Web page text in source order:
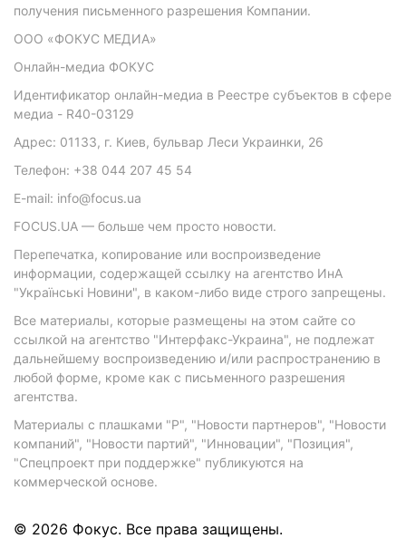
получения письменного разрешения Компании.
ООО «ФОКУС МЕДИА»
Онлайн-медиа ФОКУС
Идентификатор онлайн-медиа в Реестре субъектов в сфере
медиа - R40-03129
Адрес: 01133, г. Киев, бульвар Леси Украинки, 26
Телефон: +38 044 207 45 54
E-mail: info@focus.ua
FOCUS.UA — больше чем просто новости.
Перепечатка, копирование или воспроизведение
информации, содержащей ссылку на агентство ИнА
"Українські Новини", в каком-либо виде строго запрещены.
Все материалы, которые размещены на этом сайте со
ссылкой на агентство "Интерфакс-Украина", не подлежат
дальнейшему воспроизведению и/или распространению в
любой форме, кроме как с письменного разрешения
агентства.
Материалы с плашками "Р", "Новости партнеров", "Новости
компаний", "Новости партий", "Инновации", "Позиция",
"Спецпроект при поддержке" публикуются на
коммерческой основе.
© 2026 Фокус. Все права защищены.